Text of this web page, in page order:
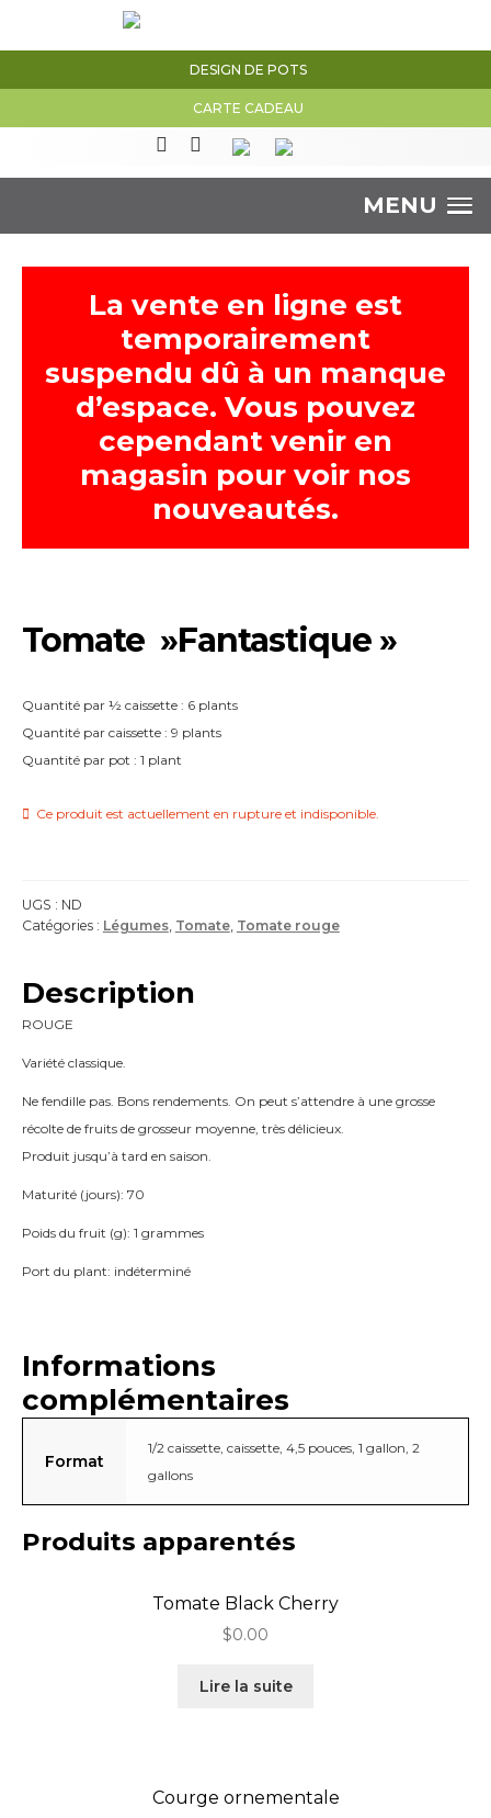
DESIGN DE POTS
CARTE CADEAU
MENU
La vente en ligne est
temporairement
suspendu dû à un manque
d’espace. Vous pouvez
cependant venir en
magasin pour voir nos
nouveautés.
Tomate »Fantastique »
Quantité par ½ caissette : 6 plants
Quantité par caissette : 9 plants
Quantité par pot : 1 plant
Ce produit est actuellement en rupture et indisponible.
UGS : ND
Catégories : Légumes, Tomate, Tomate rouge
Description
ROUGE
Variété classique.
Ne fendille pas. Bons rendements. On peut s’attendre à une grosse
récolte de fruits de grosseur moyenne, très délicieux.
Produit jusqu’à tard en saison.
Maturité (jours): 70
Poids du fruit (g): 1 grammes
Port du plant: indéterminé
Informations
complémentaires
Format
1/2 caissette, caissette, 4,5 pouces, 1 gallon, 2
gallons
Produits apparentés
Tomate Black Cherry
$0.00
Lire la suite
Courge ornementale